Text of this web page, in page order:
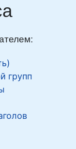
групп